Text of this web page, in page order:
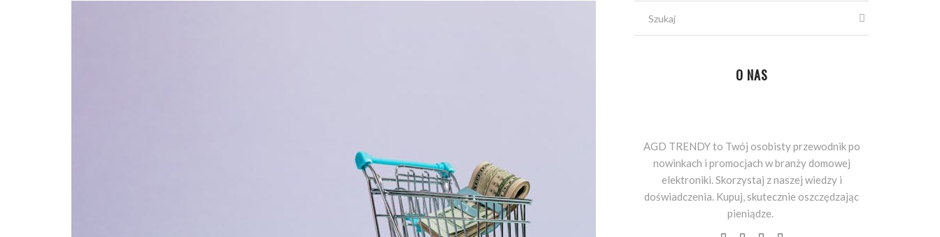
O NAS
AGD TRENDY to Twój osobisty przewodnik po
nowinkach i promocjach w branży domowej
elektroniki. Skorzystaj z naszej wiedzy i
doświadczenia. Kupuj, skutecznie oszczędzając
pieniądze.